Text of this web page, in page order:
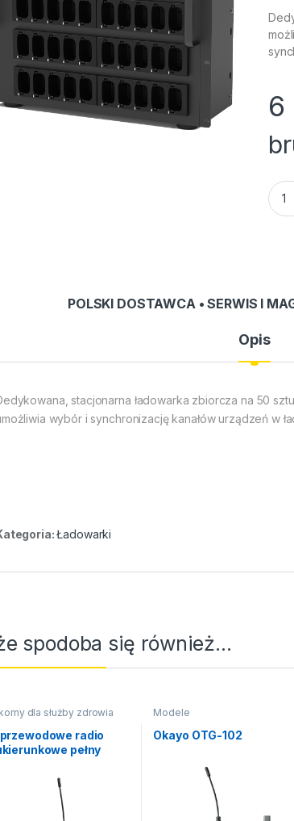
6
POLSKI DOSTAWCA • SERWIS I
Opis
stacjonarna ładowarka zbiorcza na 50
wybór i synchronizację kanałów urządzeń w
Ładowarki
spodoba się również…
dla służby zdrowia
radio
pełny
HC-1-FC plus
Modele
Okayo OTG-102